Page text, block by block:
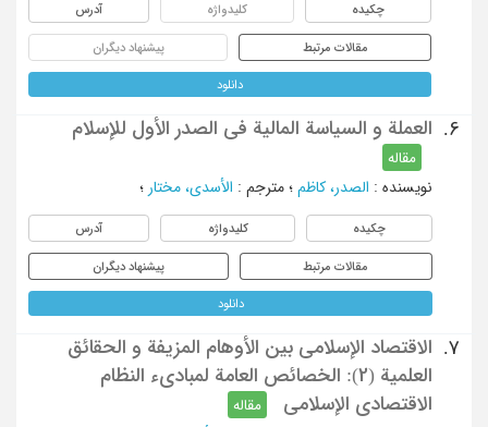
چکیده کلیدواژه آدرس
مقالات مرتبط پیشنهاد دیگران
دانلود
6. العملة و السیاسة المالیة فی الصدر الأول للإسلام
مقاله
نویسنده : الصدر، کاظم ؛ مترجم : الأسدی، مختار ؛
چکیده کلیدواژه آدرس
مقالات مرتبط پیشنهاد دیگران
دانلود
7.
الاقتصاد الإسلامی بین الأوهام المزیفة و الحقائق
العلمیة (2): الخصائص العامة لمبادیء النظام
الاقتصادی الإسلامی
مقاله